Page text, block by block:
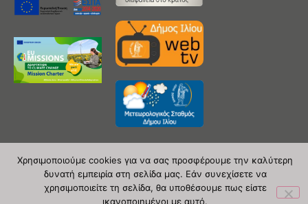
Copyright 2020 © Δήμος Ιλίου
Χρησιμοποιούμε cookies για να σας προσφέρουμε την καλύτερη
δυνατή εμπειρία στη σελίδα μας. Εάν συνεχίσετε να
χρησιμοποιείτε τη σελίδα, θα υποθέσουμε πως είστε
ικανοποιημένοι με αυτό.